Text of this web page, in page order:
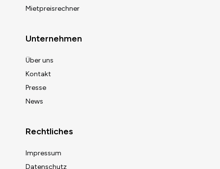
Mietpreisrechner
Unternehmen
Über uns
Kontakt
Presse
News
Rechtliches
Impressum
Datenschutz